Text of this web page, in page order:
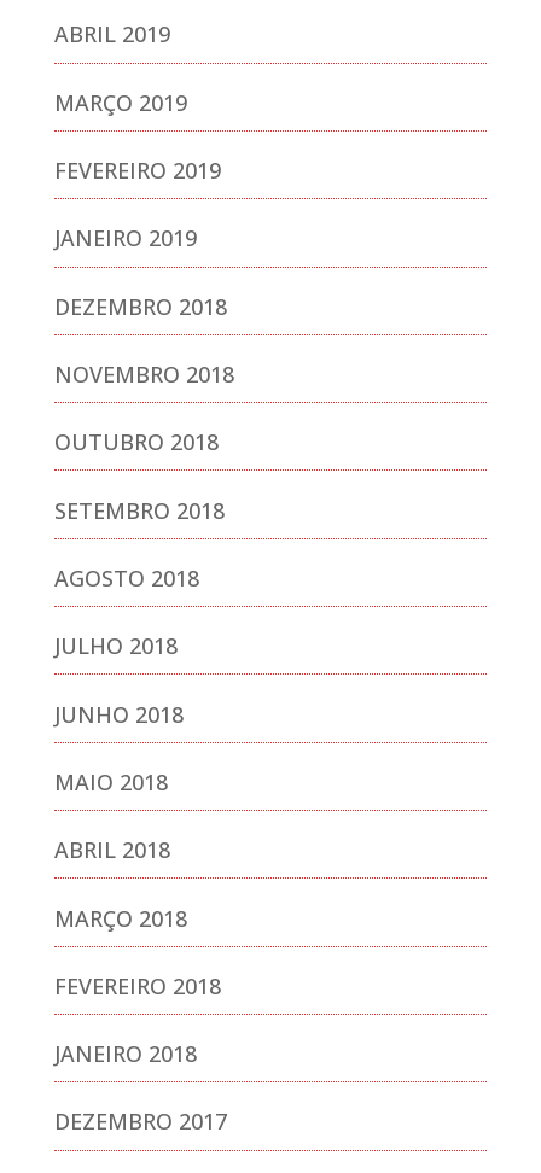
ABRIL 2019
MARÇO 2019
FEVEREIRO 2019
JANEIRO 2019
DEZEMBRO 2018
NOVEMBRO 2018
OUTUBRO 2018
SETEMBRO 2018
AGOSTO 2018
JULHO 2018
JUNHO 2018
MAIO 2018
ABRIL 2018
MARÇO 2018
FEVEREIRO 2018
JANEIRO 2018
DEZEMBRO 2017